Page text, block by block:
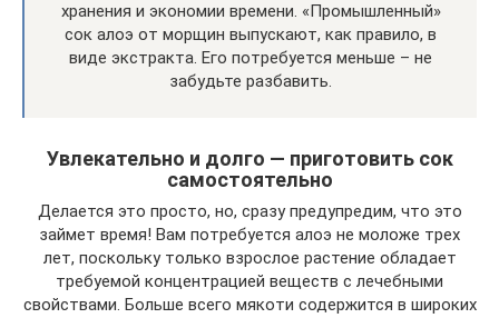
хранения и экономии времени. «Промышленный»
сок алоэ от морщин выпускают, как правило, в
виде экстракта. Его потребуется меньше – не
забудьте разбавить.
Увлекательно и долго — приготовить сок
самостоятельно
Делается это просто, но, сразу предупредим, что это
займет время! Вам потребуется алоэ не моложе трех
лет, поскольку только взрослое растение обладает
требуемой концентрацией веществ с лечебными
свойствами. Больше всего мякоти содержится в широких